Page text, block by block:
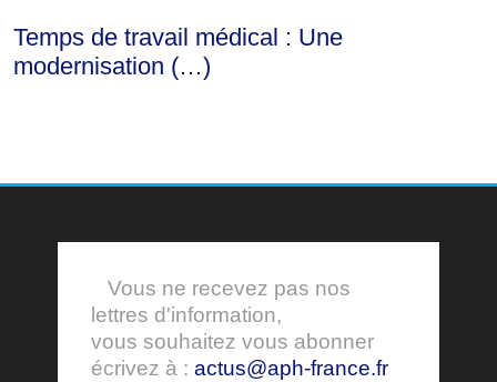
Temps de travail médical : Une
modernisation (…)
Vous ne recevez pas nos
lettres d'information,
vous souhaitez vous abonner
écrivez à : actus@aph-france.fr